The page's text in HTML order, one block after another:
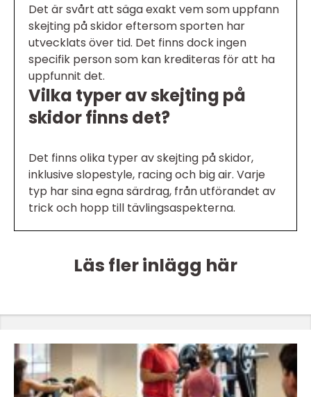
Det är svårt att säga exakt vem som uppfann
skejting på skidor eftersom sporten har
utvecklats över tid. Det finns dock ingen
specifik person som kan krediteras för att ha
uppfunnit det.
Vilka typer av skejting på
skidor finns det?
Det finns olika typer av skejting på skidor,
inklusive slopestyle, racing och big air. Varje
typ har sina egna särdrag, från utförandet av
trick och hopp till tävlingsaspekterna.
Läs fler inlägg här